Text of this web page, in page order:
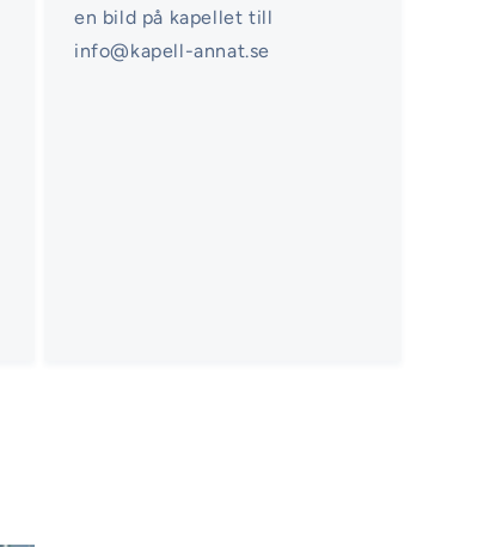
en bild på kapellet till
info@kapell-annat.se